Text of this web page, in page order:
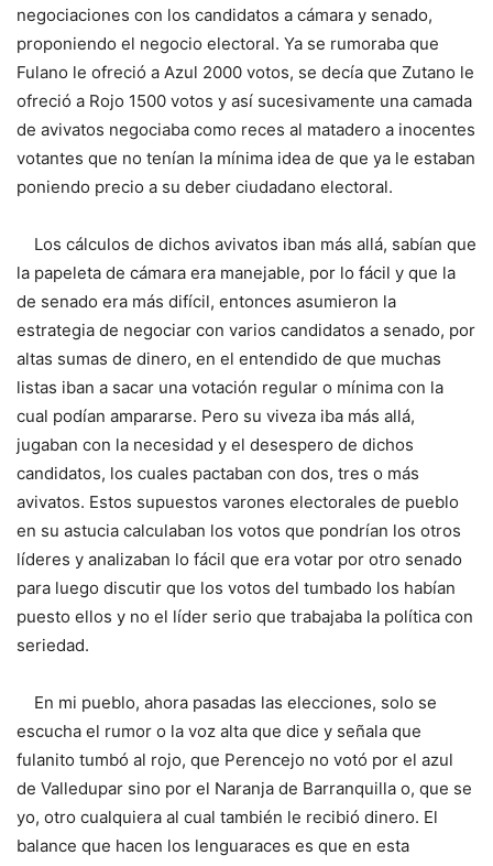
negociaciones con los candidatos a cámara y senado,
proponiendo el negocio electoral. Ya se rumoraba que
Fulano le ofreció a Azul 2000 votos, se decía que Zutano le
ofreció a Rojo 1500 votos y así sucesivamente una camada
de avivatos negociaba como reces al matadero a inocentes
votantes que no tenían la mínima idea de que ya le estaban
poniendo precio a su deber ciudadano electoral.
Los cálculos de dichos avivatos iban más allá, sabían que
la papeleta de cámara era manejable, por lo fácil y que la
de senado era más difícil, entonces asumieron la
estrategia de negociar con varios candidatos a senado, por
altas sumas de dinero, en el entendido de que muchas
listas iban a sacar una votación regular o mínima con la
cual podían ampararse. Pero su viveza iba más allá,
jugaban con la necesidad y el desespero de dichos
candidatos, los cuales pactaban con dos, tres o más
avivatos. Estos supuestos varones electorales de pueblo
en su astucia calculaban los votos que pondrían los otros
líderes y analizaban lo fácil que era votar por otro senado
para luego discutir que los votos del tumbado los habían
puesto ellos y no el líder serio que trabajaba la política con
seriedad.
En mi pueblo, ahora pasadas las elecciones, solo se
escucha el rumor o la voz alta que dice y señala que
fulanito tumbó al rojo, que Perencejo no votó por el azul
de Valledupar sino por el Naranja de Barranquilla o, que se
yo, otro cualquiera al cual también le recibió dinero. El
balance que hacen los lenguaraces es que en esta